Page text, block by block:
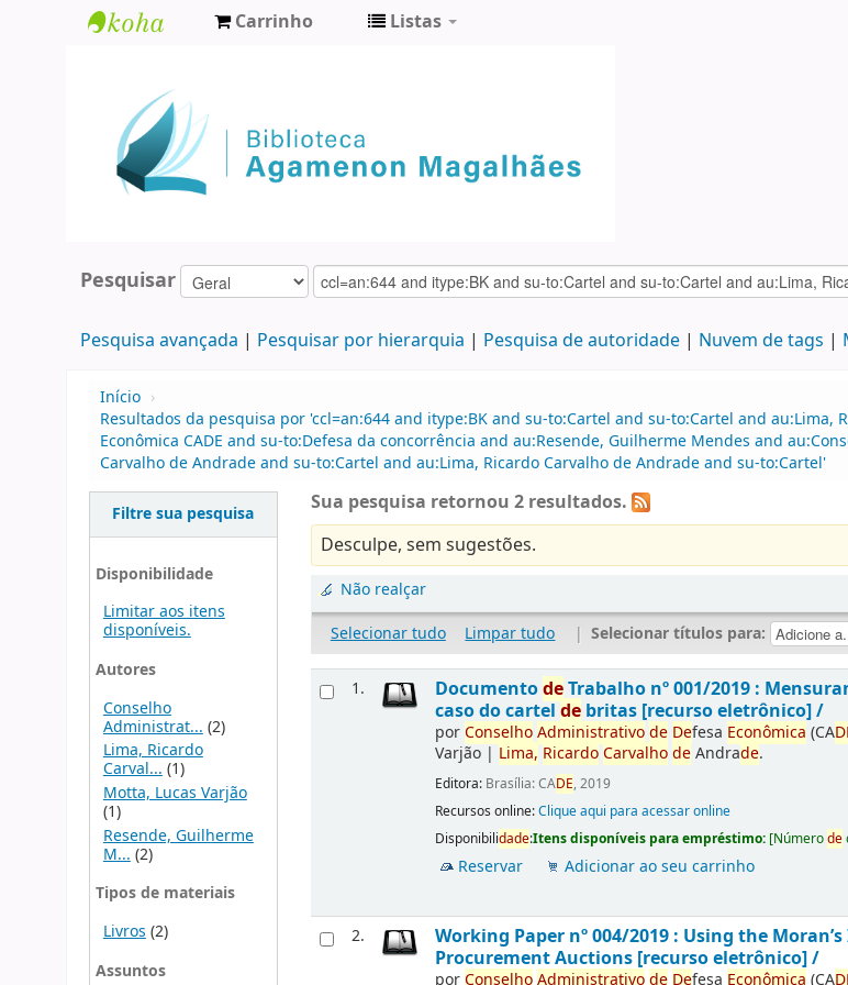
Agamenon
Magalhães
Carrinho Listas
Pesquisar
Pesquisa avançada Pesquisar por hierarquia Pesquisa de autoridade Nuvem de tags
Início ›
Resultados da pesquisa por 'ccl=an:644 and itype:BK and su-to:Cartel and su-to:Cartel and
Econômica CADE and su-to:Defesa da concorrência and au:Resende, Guilherme Mendes and
Carvalho de Andrade and su-to:Cartel and au:Lima, Ricardo Carvalho de Andrade and su-to:Cartel'
Filtre sua pesquisa
Disponibilidade
Limitar aos itens
disponíveis.
Autores
Conselho
Administrat... (2)
Lima, Ricardo
Carval...(1)
Motta, Lucas Varjão
(1)
Resende, Guilherme
M... (2)
Tipos de materiais
Livros (2)
Assuntos
Sua pesquisa retornou 2 resultados.
Desculpe, sem sugestões.
Não realçar
Selecionar tudo
Limpar tudo | Selecionar títulos para:
1. DocumentodeTrabalho nº 001/2019 :
caso do cartelde britas [recurso eletrônico] /
porConselhoAdministrativode Defesa Econômica (CA
Varjão | Lima, RicardoCarvalhodeAndrade.
Editora: Brasília: CADE, 2019
Recursos online:Clique aqui para acessar online
Disponibilidade:Itens disponíveis para empréstimo: [Númerode
Reservar Adicionar ao seu carrinho
2. Working Paper nº 004/2019 : Using the
Procurement Auctions [recurso eletrônico] /